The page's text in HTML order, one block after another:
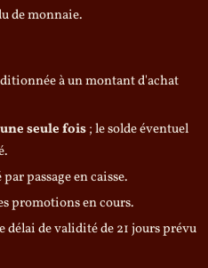
de monnaie.
à un montant d'achat
seule fois; le solde éventuel
passage en caisse.
promotions en cours.
délai de validité de 21 jours prévu